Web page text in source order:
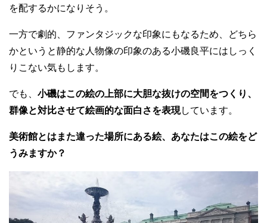
を配するかになりそう。
一方で劇的、ファンタジックな印象にもなるため、どちら
かというと静的な人物像の印象のある小磯良平にはしっく
りこない気もします。
でも、 小磯はこの絵の上部に大胆な抜けの空間をつくり、
群像と対比させて絵画的な面白さを表現しています。
美術館とはまた違った場所にある絵、あなたはこの絵をど
うみますか？